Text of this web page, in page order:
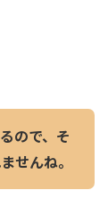
ので、そ
せんね。